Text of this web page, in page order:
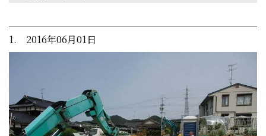
1. 2016年06月01日